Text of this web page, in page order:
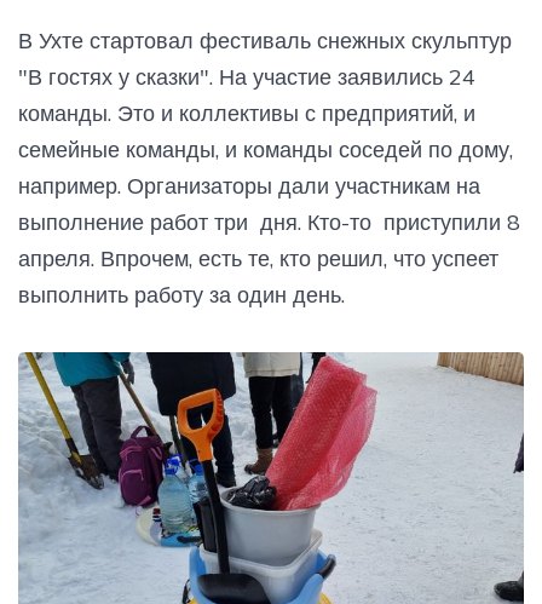
В Ухте стартовал фестиваль снежных скульптур
"В гостях у сказки". На участие заявились 24
команды. Это и коллективы с предприятий, и
семейные команды, и команды соседей по дому,
например. Организаторы дали участникам на
выполнение работ три дня. Кто-то приступили 8
апреля. Впрочем, есть те, кто решил, что успеет
выполнить работу за один день.